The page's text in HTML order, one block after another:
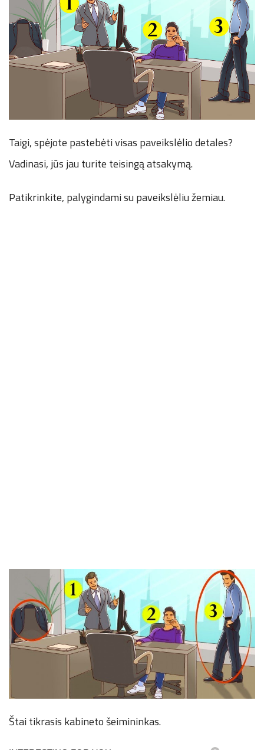
Taigi, spėjote pastebėti visas paveikslėlio detales?
Vadinasi, jūs jau turite teisingą atsakymą.
Patikrinkite, palygindami su paveikslėliu žemiau.
Štai tikrasis kabineto šeimininkas.